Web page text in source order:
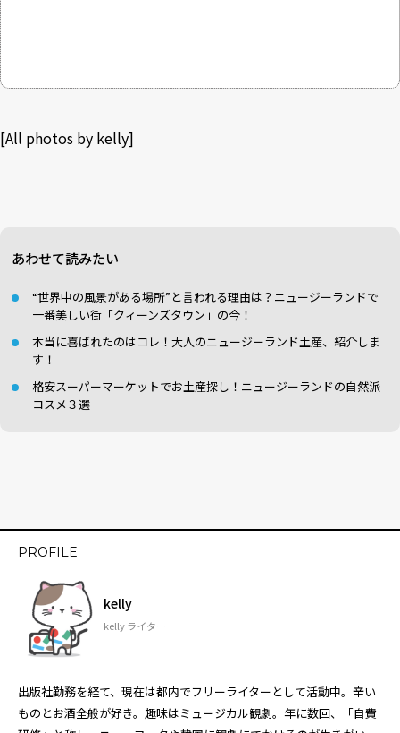
[All photos by kelly]
あわせて読みたい
“世界中の風景がある場所”と言われる理由は？ニュージーランドで
一番美しい街「クィーンズタウン」の今！
本当に喜ばれたのはコレ！大人のニュージーランド土産、紹介しま
す！
格安スーパーマーケットでお土産探し！ニュージーランドの自然派
コスメ３選
PROFILE
kelly
kelly ライター
出版社勤務を経て、現在は都内でフリーライターとして活動中。辛い
ものとお酒全般が好き。趣味はミュージカル観劇。年に数回、「自費